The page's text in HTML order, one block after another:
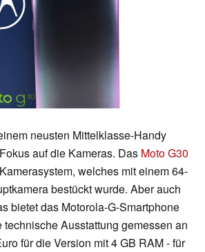
neusten Mittelklasse-Handy
auf die Kameras. Das Moto G30
welches mit einem 64-
bestückt wurde. Aber auch
bietet das Motorola-G-Smartphone
Ausstattung gemessen an
für die Version mit 4 GB RAM - für